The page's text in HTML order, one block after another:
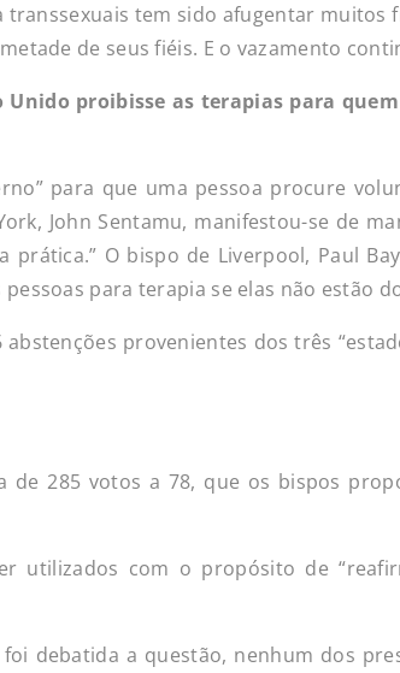
tem sido afugentar muitos
de seus fiéis. E o vazamento
proibisse as terapias para
para que uma pessoa procure
John Sentamu, manifestou-se de
O bispo de Liverpool, Paul
para terapia se elas não estão
provenientes dos três
285 votos a 78, que os bispos
utilizados com o propósito de
debatida a questão, nenhum dos